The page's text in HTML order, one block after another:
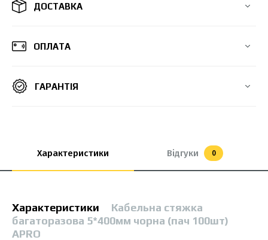
ДОСТАВКА
ОПЛАТА
ГАРАНТІЯ
Характеристики Відгуки 0
Характеристики
Кабельна стяжка
багаторазова 5*400мм чорна (пач 100шт)
APRO